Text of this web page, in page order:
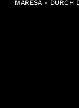
MARESA - DURCH